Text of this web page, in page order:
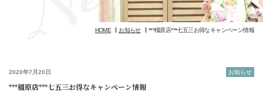
HOME お知らせ ***橿原店***七五三お得なキャンペーン情報
2020年7月20日 お知らせ
***橿原店***七五三お得なキャンペーン情報